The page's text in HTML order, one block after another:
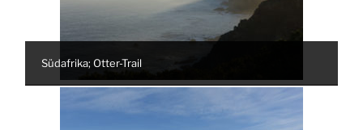
Südafrika; Otter-Trail